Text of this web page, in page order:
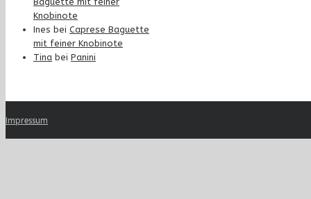
Knobinote
Ines bei Caprese Baguette
mit feiner Knobinote
Tina bei Panini
Impressum